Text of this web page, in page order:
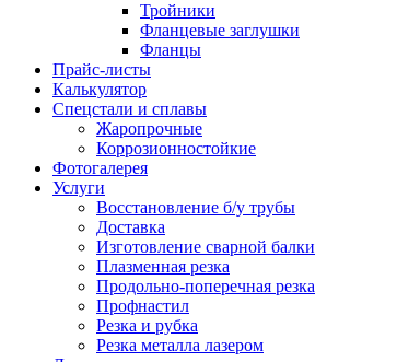
Тройники
Фланцевые заглушки
Фланцы
Прайс-листы
Калькулятор
Спецстали и сплавы
Жаропрочные
Коррозионностойкие
Фотогалерея
Услуги
Восстановление б/у трубы
Доставка
Изготовление сварной балки
Плазменная резка
Продольно-поперечная резка
Профнастил
Резка и рубка
Резка металла лазером